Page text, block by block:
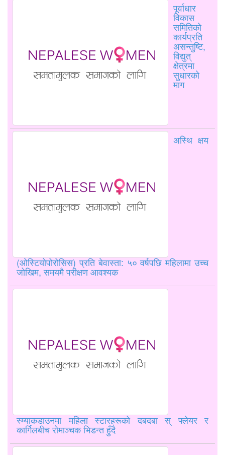
पूर्वाधार
विकास
समितिको
कार्यप्रति
असन्तुष्टि,
विद्युत्
क्षेत्रमा
सुधारको
माग
अस्थि क्षय
(ओस्टियोपोरोसिस) प्रति बेवास्ता: ५० वर्षपछि महिलामा उच्च
जोखिम, समयमै परीक्षण आवश्यक
स्म्याकडाउनमा महिला स्टारहरूको दबदबा स् फ्लेयर र
कार्गिलबीच रोमाञ्चक भिडन्त हुँदै